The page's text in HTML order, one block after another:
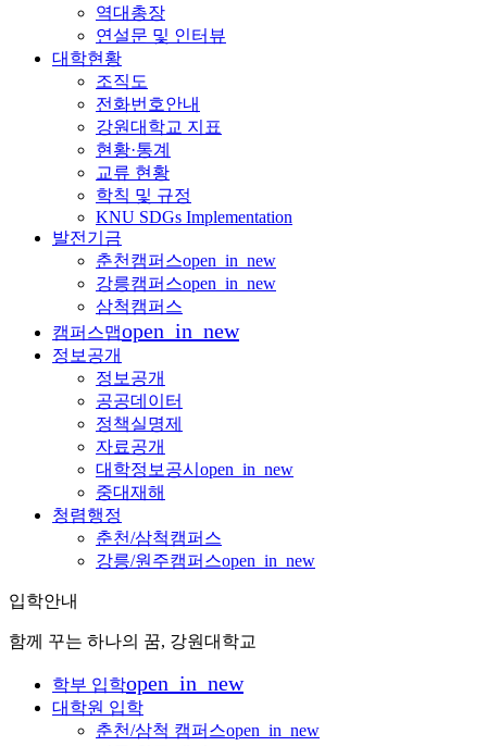
역대총장
연설문 및 인터뷰
대학현황
조직도
전화번호안내
강원대학교 지표
현황·통계
교류 현황
학칙 및 규정
KNU SDGs Implementation
발전기금
춘천캠퍼스open_in_new
강릉캠퍼스open_in_new
삼척캠퍼스
캠퍼스맵open_in_new
정보공개
정보공개
공공데이터
정책실명제
자료공개
대학정보공시 open_in_new
중대재해
청렴행정
춘천/삼척캠퍼스
강릉/원주캠퍼스open_in_new
입학안내
함께 꾸는 하나의 꿈, 강원대학교
학부 입학open_in_new
대학원 입학
춘천/삼척 캠퍼스open_in_new